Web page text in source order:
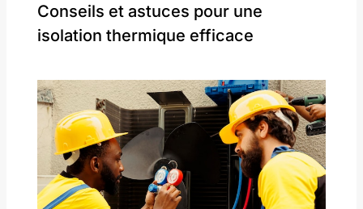
Conseils et astuces pour une
isolation thermique efficace